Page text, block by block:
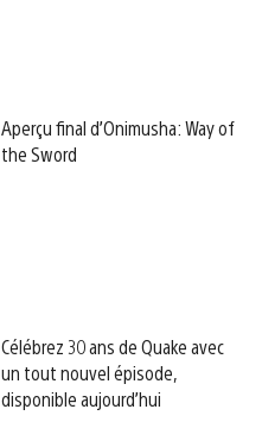
Aperçu final d’Onimusha: Way of
the Sword
Célébrez 30 ans de Quake avec
un tout nouvel épisode,
disponible aujourd’hui